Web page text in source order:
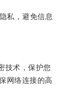
私，避免信息
术，保护您
网络连接的高